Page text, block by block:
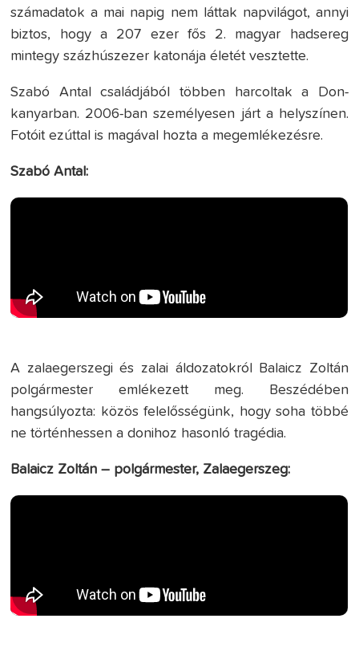
számadatok a mai napig nem láttak napvilágot, annyi
biztos, hogy a 207 ezer fős 2. magyar hadsereg
mintegy százhúszezer katonája életét vesztette.
Szabó Antal családjából többen harcoltak a Don-
kanyarban. 2006-ban személyesen járt a helyszínen.
Fotóit ezúttal is magával hozta a megemlékezésre.
Szabó Antal:
A zalaegerszegi és zalai áldozatokról Balaicz Zoltán
polgármester emlékezett meg. Beszédében
hangsúlyozta: közös felelősségünk, hogy soha többé
ne történhessen a donihoz hasonló tragédia.
Balaicz Zoltán – polgármester, Zalaegerszeg: